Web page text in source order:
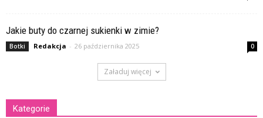
Jakie buty do czarnej sukienki w zimie?
Botki Redakcja - 26 października 2025 0
Załaduj więcej
Kategorie